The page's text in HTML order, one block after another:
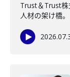
Trust＆Trust株
人材の架け橋。